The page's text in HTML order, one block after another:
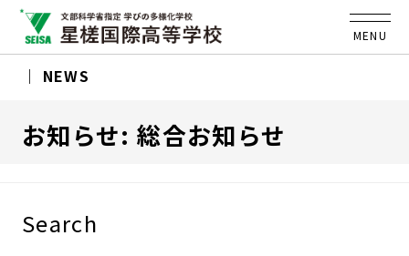
MENU
NEWS
お知らせ: 総合お知らせ
Search